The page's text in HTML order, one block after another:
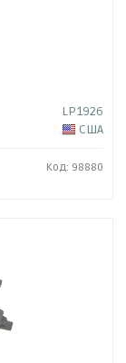
LP1926
США
Код: 98880